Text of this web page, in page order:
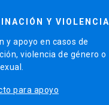
Y VIOLENCIA
y apoyo en casos de
violencia de género o
para apoyo